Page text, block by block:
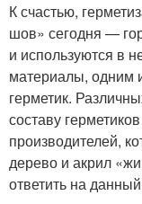
К счастью,
шов» сегодня —
и используются в
материалы, одним
герметик.
составу
производителей,
дерево и акрил
ответить на